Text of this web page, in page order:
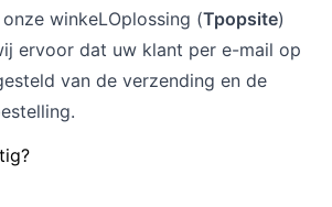
winkeLOplossing (Tpopsite)
ervoor dat uw klant per e-mail op
van de verzending en de